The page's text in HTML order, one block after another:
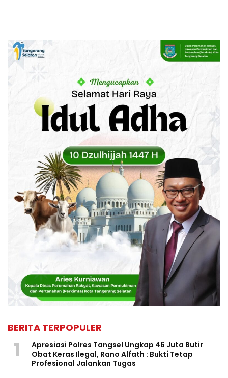
BERITA TERPOPULER
1
Apresiasi Polres Tangsel Ungkap 46 Juta Butir
Obat Keras Ilegal, Rano Alfath : Bukti Tetap
Profesional Jalankan Tugas